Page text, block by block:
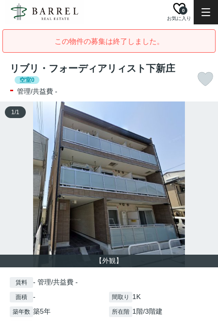
お気に入り
0
この物件の募集は終了しました。
リブリ・フォーディアリィスト下新庄
空室0
- 管理/共益費 -
【外観】
1/1
賃料 - 管理/共益費 -
面積 - 間取り 1K
築年数 築5年 所在階 1階/3階建